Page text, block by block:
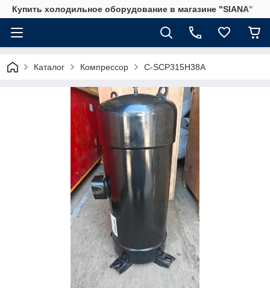
Купить холодильное оборудование в магазине "SIANA"
Каталог Компрессор C-SCP315H38A